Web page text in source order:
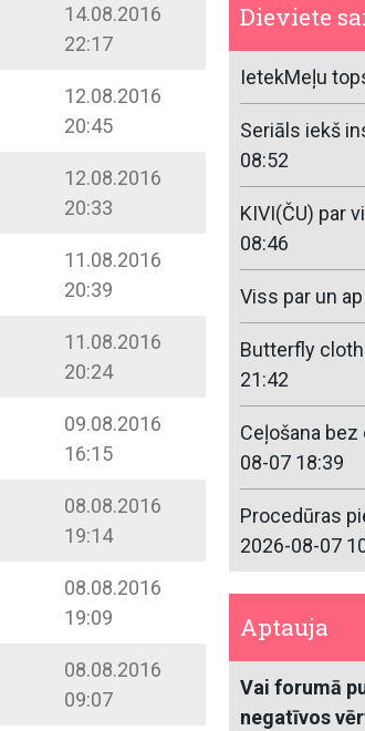
14.08.2016
22:17
12.08.2016
20:45
12.08.2016
20:33
11.08.2016
20:39
11.08.2016
20:24
09.08.2016
16:15
08.08.2016
19:14
08.08.2016
19:09
08.08.2016
09:07
Dieviete
IetekMeļu
Seriāls iekš
08:52
KIVI(ČU) par
08:46
Viss par un
Butterfly
21:42
Ceļošana
08-07 18:39
Procedūras
2026-08-07
Aptauja
Vai forumā
negatīvos